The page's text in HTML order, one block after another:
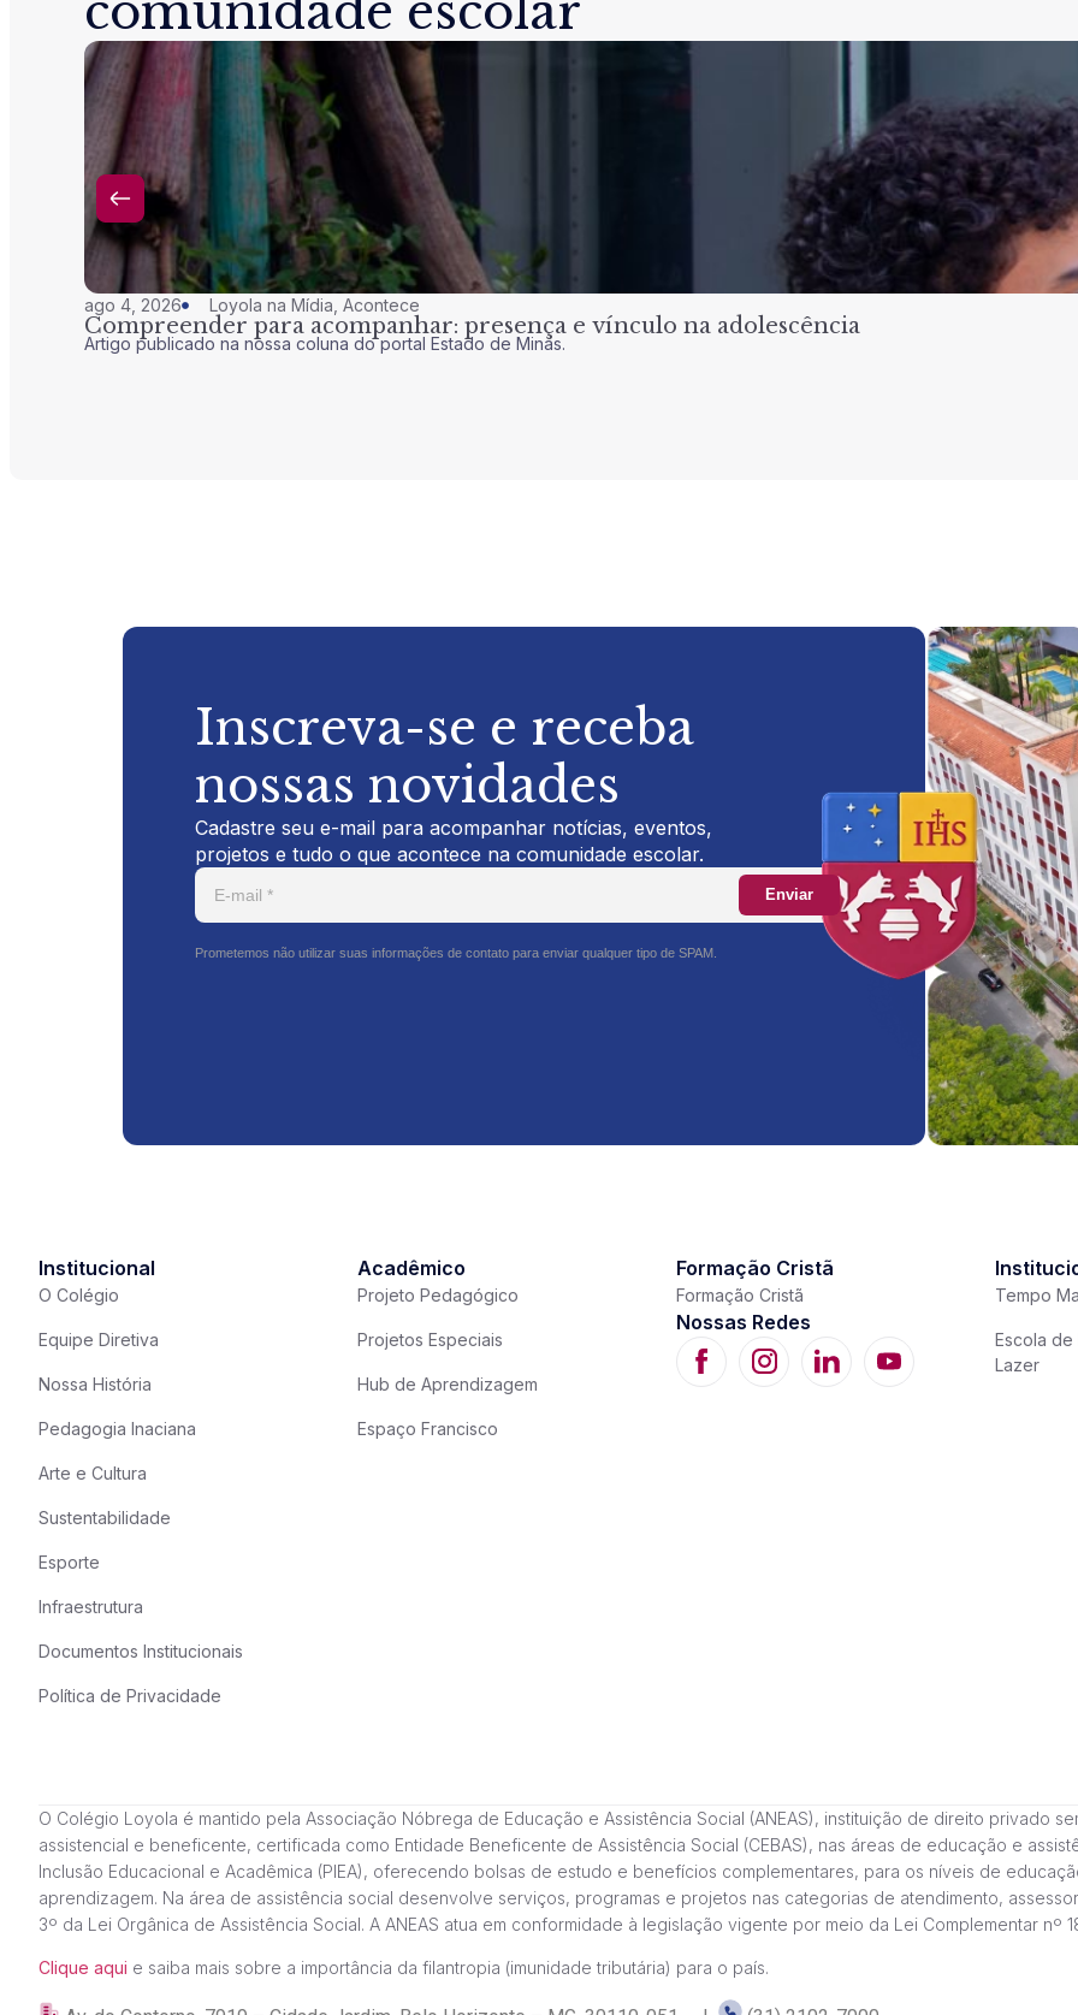
comunidade escolar
ago 4, 2026 Loyola na Mídia Acontece
Compreender para acompanhar: presença e vínculo na adolescência
Artigo publicado na nossa coluna do portal Estado de Minas.
Inscreva-se e receba
nossas novidades
Cadastre seu e-mail para acompanhar notícias, eventos,
projetos e tudo o que acontece na comunidade escolar.
Enviar
Prometemos não utilizar suas informações de contato para enviar qualquer tipo de SPAM.
Institucional
O Colégio
Equipe Diretiva
Nossa História
Pedagogia Inaciana
Arte e Cultura
Sustentabilidade
Esporte
Infraestrutura
Documentos Institucionais
Política de Privacidade
Acadêmico
Projeto Pedagógico
Projetos Especiais
Hub de Aprendizagem
Espaço Francisco
Formação Cristã
Formação Cristã
Nossas Redes
Tempo
Escola de
Lazer
O Colégio Loyola é mantido pela Associação Nóbrega de Educação e Assistência Social (ANEAS), instituição de direito privado
assistencial e beneficente, certificada como Entidade Beneficente de Assistência Social (CEBAS), nas áreas de educação e
Inclusão Educacional e Acadêmica (PIEA), oferecendo bolsas de estudo e benefícios complementares, para os níveis de
aprendizagem. Na área de assistência social desenvolve serviços, programas e projetos nas categorias de atendimento,
3º da Lei Orgânica de Assistência Social. A ANEAS atua em conformidade à legislação vigente por meio da Lei Complementar nº
Clique aqui e saiba mais sobre a importância da filantropia (imunidade tributária) para o país.